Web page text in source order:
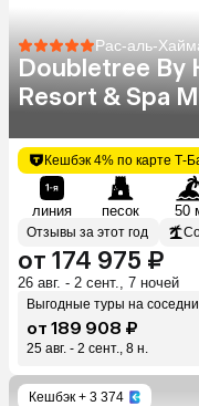
Рас-аль-
Doubletree By
Resort & Spa
Кешбэк 4% по карте Т-
линия песок 50
Отзывы за этот год
от 174 975 ₽
26 авг. - 2 сент., 7 ночей
Выгодные туры на
от 189 908 ₽
25 авг. - 2 сент., 8 н.
Кешбэк + 3 374